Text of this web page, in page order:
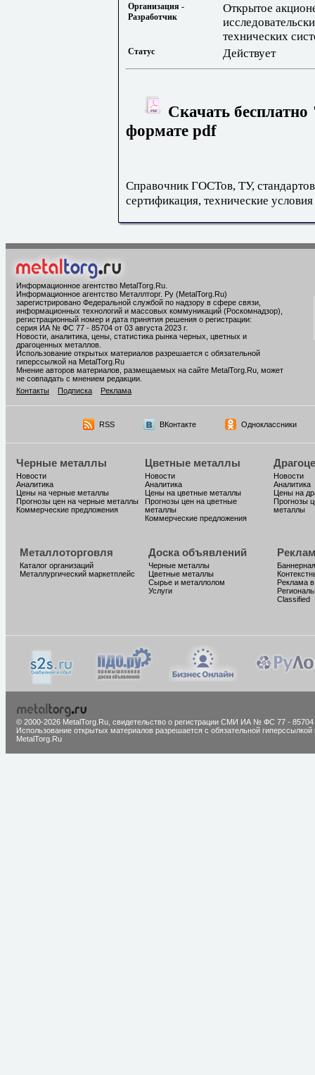
Организация -
Разработчик
Открытое
технических
Статус Действует
Скачать
формате pdf
Справочник ГОСТов, ТУ,
сертификация, технические условия
Информационное агентство MetalTorg.Ru
Информационное агентство Металлторг. Ру (MetalTorg.Ru)
зарегистрировано Федеральной службой по надзору в сфере связи,
информационных технологий и массовых коммуникаций (Роскомнадзор),
регистрационный номер и дата принятия решения о регистрации:
серия ИА № ФС 77 - 85704 от 03 августа 2023 г.
Новости, аналитика, цены, статистика рынка черных, цветных и
драгоценных металлов.
Использование открытых материалов разрешается с обязательной
гиперссылкой на MetalTorg.Ru
Мнение авторов материалов, размещаемых на сайте MetalTorg.Ru, может
не совпадать с мнением редакции.
Контакты
Подписка Реклама
RSS ВКонтакте Одноклассники
Черные металлы
Новости
Аналитика
Цены на черные металлы
Прогнозы цен на черные металлы
Коммерческие предложения
Цветные металлы
Новости
Аналитика
Цены на цветные металлы
Прогнозы цен на цветные
металлы
Коммерческие предложения
Новости
Аналитика
Цены на
Прогнозы
металлы
Металлоторговля
Каталог организаций
Металлургический маркетплейс
Доска объявлений
Черные металлы
Цветные металлы
Сырье и металлолом
Услуги
Реклама
Classified
© 2000-2026 MetalTorg.Ru, cвидетельство о регистрации СМИ ИА № ФС 77 - 85704
Использование открытых материалов разрешается с обязательной гиперссылкой
MetalTorg.Ru